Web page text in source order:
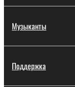
Музыканты
Поддержка